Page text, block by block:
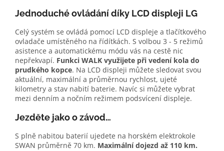
Jednoduché ovládání díky LCD displeji LG
Celý systém se ovládá pomocí LCD displeje a tlačítkového
ovladače umístěného na řídítkách. S volbou 3 - 5 režimů
asistence a automatickému módu vás na cestě nic
nepřekvapí. Funkci WALK využijete při vedení kola do
prudkého kopce. Na LCD displeji můžete sledovat svou
aktuální, maximální a průměrnou rychlost, ujeté
kilometry a stav nabití baterie. Navíc si můžete vybrat
mezi denním a nočním režimem podsvícení displeje.
Jezděte jako o závod…
S plně nabitou baterií ujedete na horském elektrokole
SWAN průměrně 70 km. Maximální dojezd až 110 km.